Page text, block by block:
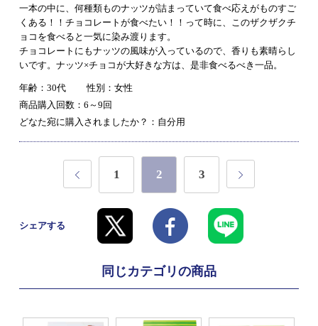
一本の中に、何種類ものナッツが詰まっていて食べ応えがものすご
くある！！チョコレートが食べたい！！って時に、このザクザクチ
ョコを食べると一気に染み渡ります。
チョコレートにもナッツの風味が入っているので、香りも素晴らし
いです。ナッツ×チョコが大好きな方は、是非食べるべき一品。
年齢：30代
性別：女性
商品購入回数：6～9回
どなた宛に購入されましたか？：自分用
1 2 3
シェアする
同じカテゴリの商品